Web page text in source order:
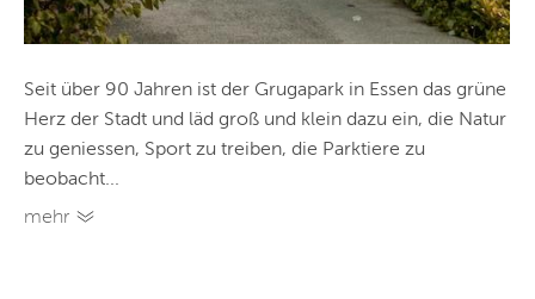
Seit über 90 Jahren ist der Grugapark in Essen das grüne
Herz der Stadt und läd groß und klein dazu ein, die Natur
zu geniessen, Sport zu treiben, die Parktiere zu
beobacht...
mehr